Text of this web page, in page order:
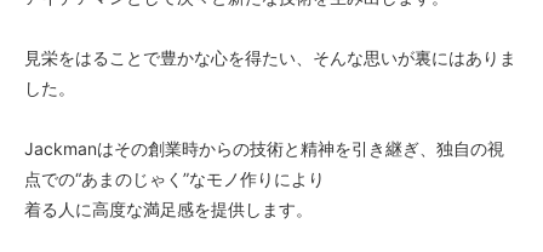
見栄をはることで豊かな心を得たい、そんな思いが裏にはありま
した。
Jackmanはその創業時からの技術と精神を引き継ぎ、独自の視
点での“あまのじゃく”なモノ作りにより
着る人に高度な満足感を提供します。